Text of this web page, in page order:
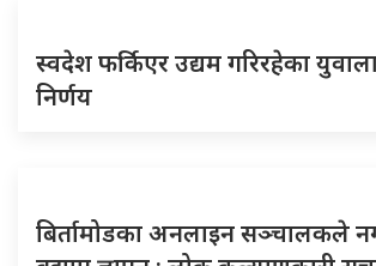
स्वदेश फर्किएर उद्यम गरिरहेका
निर्णय
बिर्तामोडका अनलाइन सञ्चालकले